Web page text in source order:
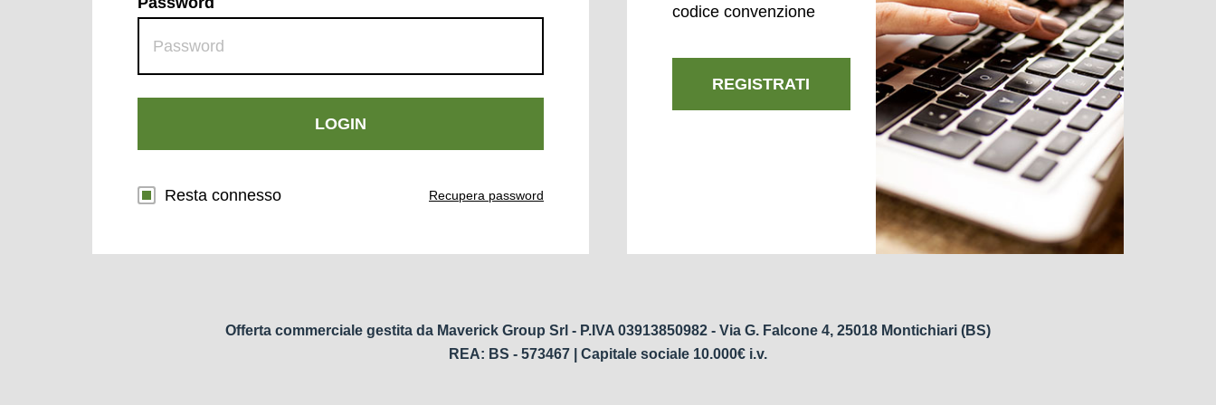
LOGIN
Resta connesso Recupera password
codice convenzione
REGISTRATI
Offerta commerciale gestita da Maverick Group Srl - P.IVA 03913850982 - Via G. Falcone 4, 25018 Montichiari (BS)
REA: BS - 573467 | Capitale sociale 10.000€ i.v.